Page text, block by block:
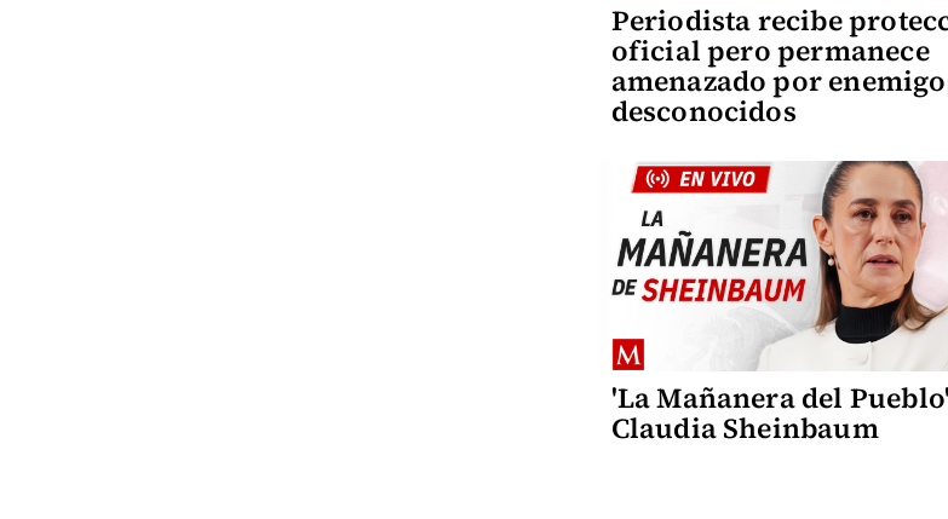
Periodista recibe
oficial pero permanece
amenazado por
desconocidos
'La Mañanera del
Claudia Sheinbaum